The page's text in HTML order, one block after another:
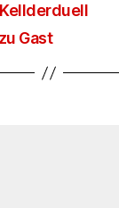
Gast